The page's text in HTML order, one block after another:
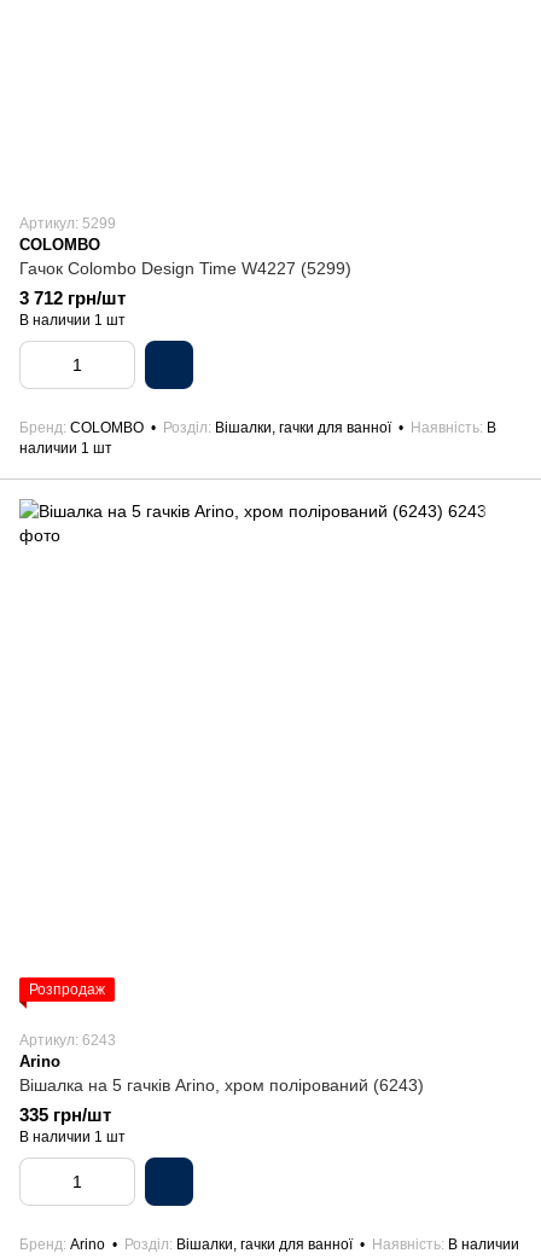
Артикул: 5299
COLOMBO
Гачок Colombo Design Time W4227 (5299)
3 712 грн/шт
В наличии 1 шт
Бренд COLOMBO Розділ Вішалки, гачки для ванної Наявність В
наличии 1 шт
Розпродаж
Артикул: 6243
Arino
Вішалка на 5 гачків Arino, хром полірований (6243)
335 грн/шт
В наличии 1 шт
Бренд Arino Розділ Вішалки, гачки для ванної Наявність В наличии